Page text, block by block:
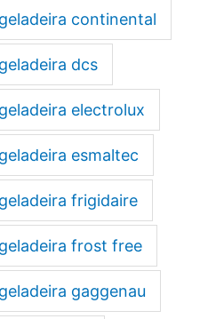
continental
dcs
electrolux
esmaltec
frigidaire
frost free
gaggenau